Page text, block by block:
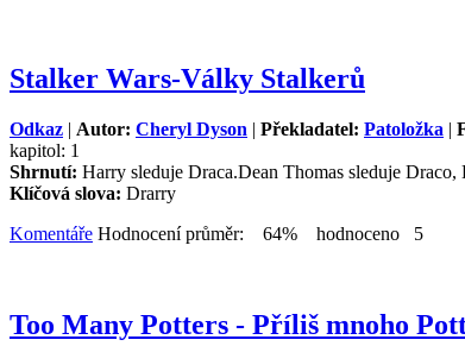
Stalker Wars-Války Stalkerů
Odkaz | Autor: Cheryl Dyson | Překladatel: Patoložka |
kapitol: 1
Shrnutí: Harry sleduje Draca.Dean Thomas sleduje
Klíčová slova: Drarry
Komentáře Hodnocení průměr: 64% hodnoceno 5
Too Many Potters - Příliš mnoho